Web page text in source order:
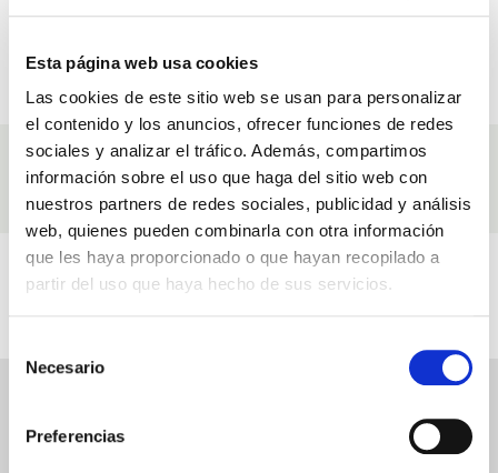
Esta página web usa cookies
Las cookies de este sitio web se usan para personalizar
el contenido y los anuncios, ofrecer funciones de redes
sociales y analizar el tráfico. Además, compartimos
información sobre el uso que haga del sitio web con
nuestros partners de redes sociales, publicidad y análisis
web, quienes pueden combinarla con otra información
que les haya proporcionado o que hayan recopilado a
partir del uso que haya hecho de sus servicios.
Necesario
Preferencias
SICHERE ZAHLUNG
Zahlen Sie mit Vertrauen Und besondere Rabatte
Zutaten
Zutaten, mit denen wir unsere Produkte herstellen Sun Touch Aloe Vera
Bronzer
Videos
BEWERTUNGEN